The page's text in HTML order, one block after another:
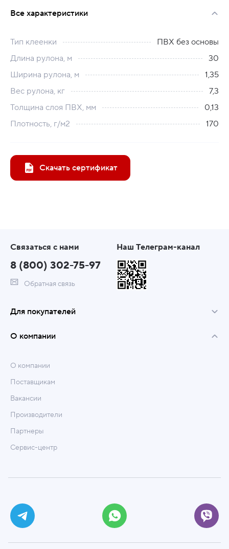
Все характеристики
Тип клеенки
ПВХ без основы
Длина рулона, м
30
Ширина рулона, м
1,35
Вес рулона, кг
7,3
Толщина слоя ПВХ, мм
0,13
Плотность, г/м2
170
Скачать сертификат
Связаться с нами
8 (800) 302-75-97
Обратная связь
Наш Телеграм-канал
Для покупателей
О компании
О компании
Поставщикам
Вакансии
Производители
Партнеры
Сервис-центр